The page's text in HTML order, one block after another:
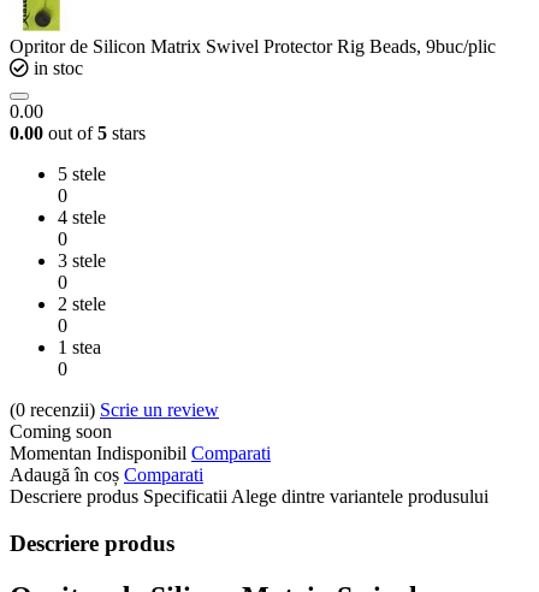
Opritor de Silicon Matrix Swivel Protector Rig Beads, 9buc/plic
in stoc
0.00
0.00 out of5 stars
5 stele
0
4 stele
0
3 stele
0
2 stele
0
1 stea
0
(0 recenzii) Scrie un review
Coming soon
Momentan Indisponibil Comparati
Adaugă în coș Comparati
Descriere produs Specificatii Alege dintre variantele produsului
Descriere produs